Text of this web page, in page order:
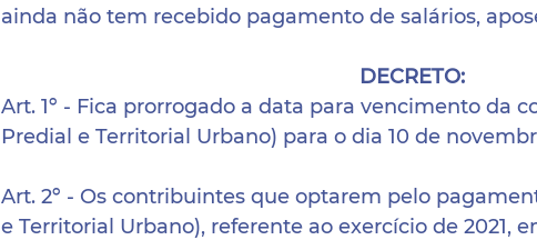
ainda não tem recebido pagamento de salários,
DECRETO:
Art. 1º - Fica prorrogado a data para vencimento da
Predial e Territorial Urbano) para o dia 10 de
Art. 2º - Os contribuintes que optarem pelo
e Territorial Urbano), referente ao exercício de 2021,